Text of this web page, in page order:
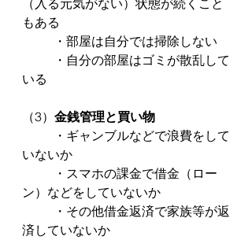
（入る元気がない）状態が続くこと
もある
	・部屋は自分では掃除しない
いる
（3） 金銭管理と買い物
いないか
ン）などをしていないか
済していないか